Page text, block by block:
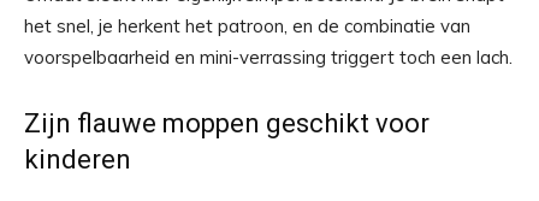
het snel, je herkent het patroon, en de combinatie van
voorspelbaarheid en mini-verrassing triggert toch een lach.
Zijn flauwe moppen geschikt voor
kinderen